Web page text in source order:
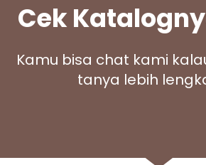
Cek
Kamu bisa chat kami
tanya lebih